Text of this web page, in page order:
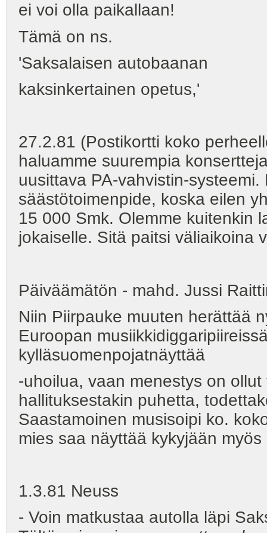
ei voi olla paikallaan!
Tämä on ns.
'Saksalaisen autobaanan
kaksinkertainen opetus,'
27.2.81 (Postikortti koko
haluamme suurempia
uusittava PA-vahvistin-
säästötoimenpide, koska eilen
15 000 Smk. Olemme kuitenkin
jokaiselle. Sitä paitsi väliaikoina
Päiväämätön - mahd. Jussi
Niin Piirpauke muuten herättää
Euroopan
kylläsuomenpojatnäyttää
-uhoilua, vaan menestys on
hallituksestakin puhetta,
Saastamoinen musisoipi ko.
mies saa näyttää kykyjään
1.3.81 Neuss
- Voin matkustaa autolla läpi